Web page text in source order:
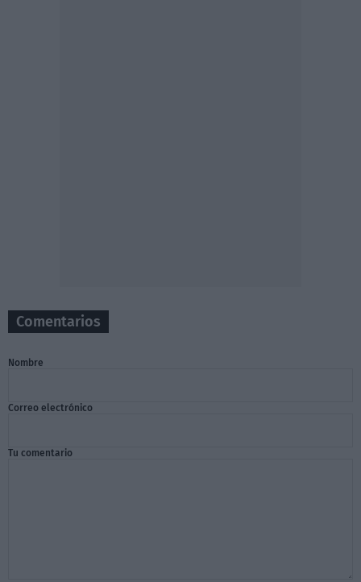
Comentarios
Nombre
Correo electrónico
Tu comentario